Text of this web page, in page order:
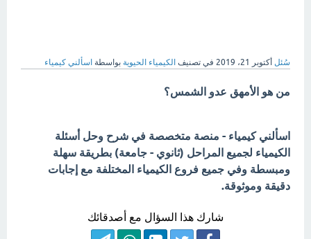
سُئل أكتوبر 21، 2019 في تصنيف الكيمياء الحيوية بواسطة اسألني كيمياء
من هو الأمهق عدو الشمس؟
اسألني كيمياء - منصة متخصصة في شرح وحل أسئلة
الكيمياء لجميع المراحل (ثانوي - جامعة) بطريقة سهلة
ومبسطة وفي جميع فروع الكيمياء المختلفة مع إجابات
دقيقة وموثوقة.
شارك هذا السؤال مع أصدقائك